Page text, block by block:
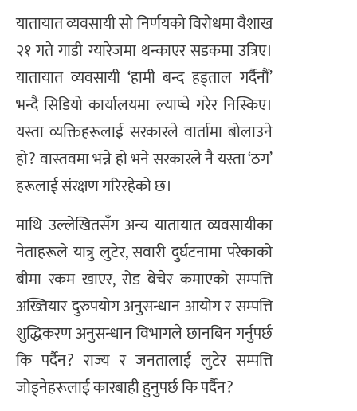
यातायात व्यवसायी सो निर्णयको विरोधमा वैशाख
२१ गते गाडी ग्यारेजमा थन्काएर सडकमा उत्रिए।
यातायात व्यवसायी ‘हामी बन्द हड्ताल गर्दैनौं’
भन्दै सिडियो कार्यालयमा ल्याप्चे गरेर निस्किए।
यस्ता व्यक्तिहरूलाई सरकारले वार्तामा बोलाउने
हो? वास्तवमा भन्ने हो भने सरकारले नै यस्ता ‘ठग’
हरूलाई संरक्षण गरिरहेको छ।
माथि उल्लेखितसँग अन्य यातायात व्यवसायीका
नेताहरूले यात्रु लुटेर, सवारी दुर्घटनामा परेकाको
बीमा रकम खाएर, रोड बेचेर कमाएको सम्पत्ति
अख्तियार दुरुपयोग अनुसन्धान आयोग र सम्पत्ति
शुद्धिकरण अनुसन्धान विभागले छानबिन गर्नुपर्छ
कि पर्दैन? राज्य र जनतालाई लुटेर सम्पत्ति
जोड्नेहरूलाई कारबाही हुनुपर्छ कि पर्दैन?